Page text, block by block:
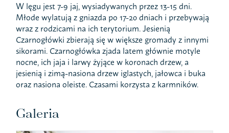
W lęgu jest 7-9 jaj, wysiadywanych przez 13-15 dni.
Młode wylatują z gniazda po 17-20 dniach i przebywają
wraz z rodzicami na ich terytorium. Jesienią
Czarnogłówki zbierają się w większe gromady z innymi
sikorami. Czarnogłówka zjada latem głównie motyle
nocne, ich jaja i larwy żyjące w koronach drzew, a
jesienią i zimą-nasiona drzew iglastych, jałowca i buka
oraz nasiona oleiste. Czasami korzysta z karmników.
Galeria